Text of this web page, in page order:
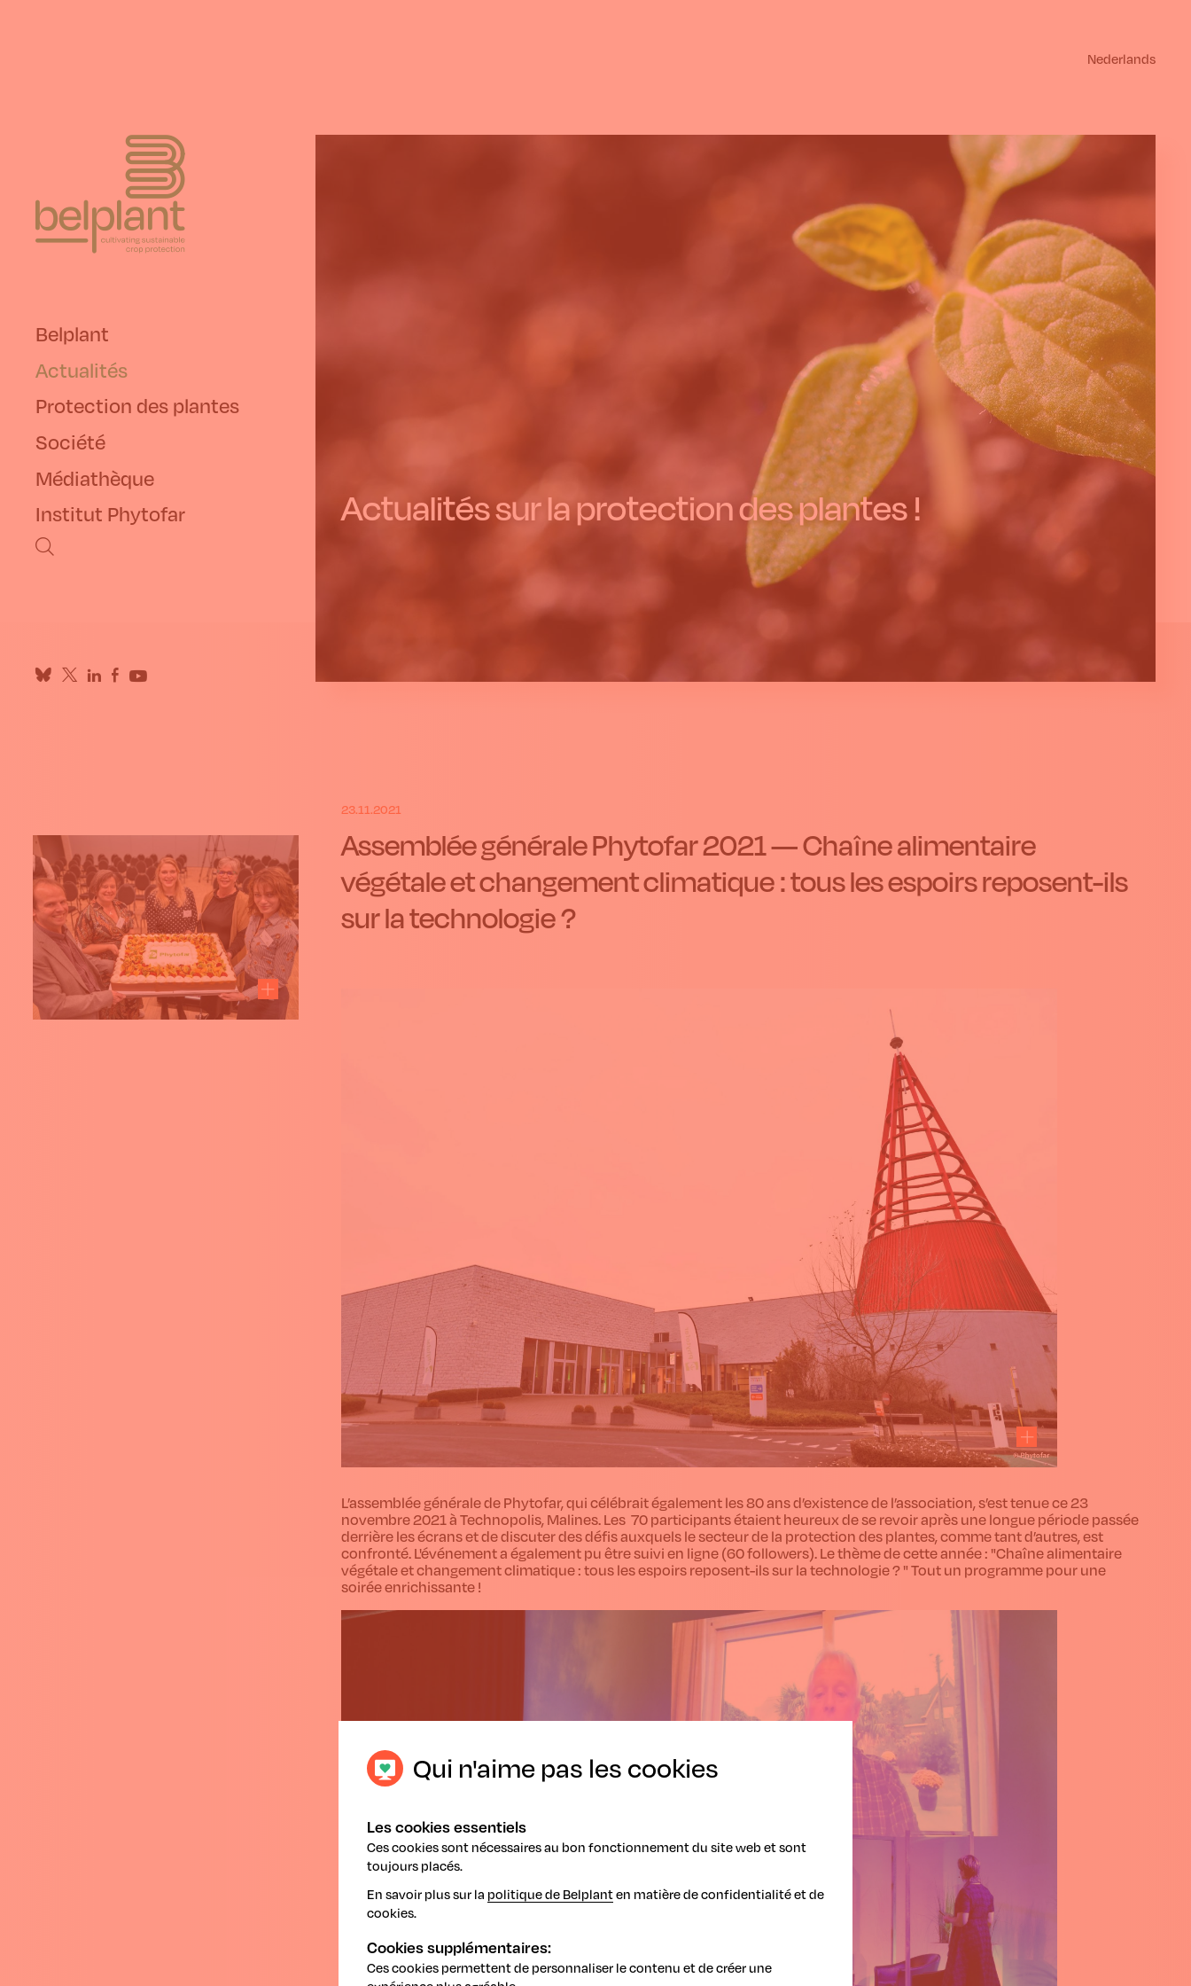
Nederlands
Belplant
Actualités
Protection des plantes
Société
Médiathèque
Institut Phytofar
Actualités sur la protection des plantes !
23.11.2021
Assemblée générale Phytofar 2021 — Chaîne alimentaire
végétale et changement climatique : tous les espoirs reposent-ils
sur la technologie ?
L’assemblée générale de Phytofar, qui célébrait également les 80 ans d’existence de l’association, s’est tenue ce 23
novembre 2021 à Technopolis, Malines. Les 70 participants étaient heureux de se revoir après une longue période passée
derrière les écrans et de discuter des défis auxquels le secteur de la protection des plantes, comme tant d’autres, est
confronté. L'événement a également pu être suivi en ligne (60 followers). Le thème de cette année : "Chaîne alimentaire
végétale et changement climatique : tous les espoirs reposent-ils sur la technologie ? " Tout un programme pour une
soirée enrichissante !
Qui n'aime pas les cookies
Les cookies essentiels
Ces cookies sont nécessaires au bon fonctionnement du site web et sont
toujours placés.
En savoir plus sur la politique de Belplanten matière de confidentialité et de
cookies.
Cookies supplémentaires:
Ces cookies permettent de personnaliser le contenu et de créer une